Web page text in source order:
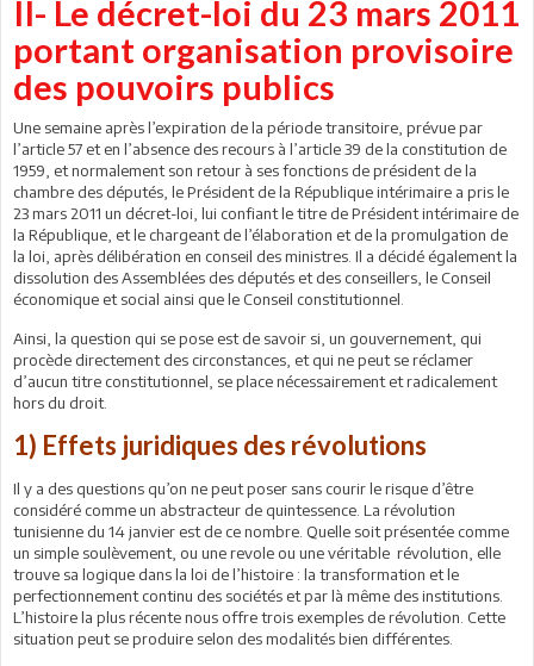
II- Le décret-loi du 23 mars 2011
portant organisation provisoire
des pouvoirs publics
Une semaine après l’expiration de la période transitoire, prévue par
l’article 57 et en l’absence des recours à l’article 39 de la constitution de
1959, et normalement son retour à ses fonctions de président de la
chambre des députés, le Président de la République intérimaire a pris le
23 mars 2011 un décret-loi, lui confiant le titre de Président intérimaire de
la République, et le chargeant de l’élaboration et de la promulgation de
la loi, après délibération en conseil des ministres. Il a décidé également la
dissolution des Assemblées des députés et des conseillers, le Conseil
économique et social ainsi que le Conseil constitutionnel.
Ainsi, la question qui se pose est de savoir si, un gouvernement, qui
procède directement des circonstances, et qui ne peut se réclamer
d’aucun titre constitutionnel, se place nécessairement et radicalement
hors du droit.
1) Effets juridiques des révolutions
Il y a des questions qu’on ne peut poser sans courir le risque d’être
considéré comme un abstracteur de quintessence. La révolution
tunisienne du 14 janvier est de ce nombre. Quelle soit présentée comme
un simple soulèvement, ou une revole ou une véritable révolution, elle
trouve sa logique dans la loi de l’histoire : la transformation et le
perfectionnement continu des sociétés et par là même des institutions.
L’histoire la plus récente nous offre trois exemples de révolution. Cette
situation peut se produire selon des modalités bien différentes.